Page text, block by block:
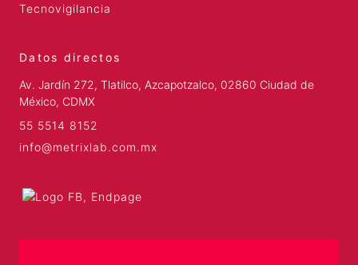
Tecnovigilancia
Datos directos
Av. Jardín 272, Tlatilco, Azcapotzalco, 02860 Ciudad de
México, CDMX
55 5514 8152
info@metrixlab.com.mx